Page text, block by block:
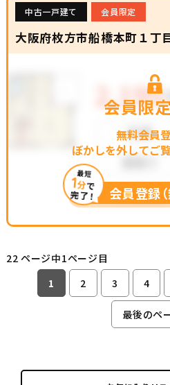
中古一戸建て 会員限定
大阪府枚方市船橋本町１丁
会員限
無料会員
ぼかしを外してご
最短
1分で
完了！ 会員登録（
22 ページ中1ページ目
1
2 3 4
最後のペ